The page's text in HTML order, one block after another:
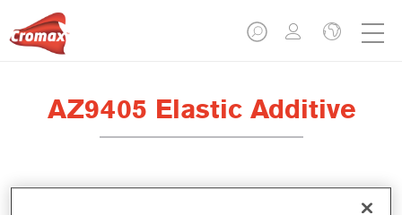
AZ9405 Elastic Additive